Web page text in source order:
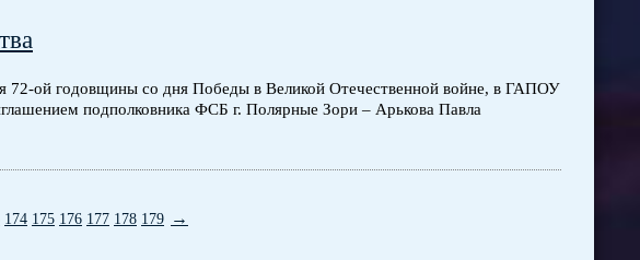
72-ой годовщины со дня Победы в Великой Отечественной войне, в ГАПОУ
подполковника ФСБ г. Полярные Зори – Арькова Павла
174 175 176 177 178 179 →